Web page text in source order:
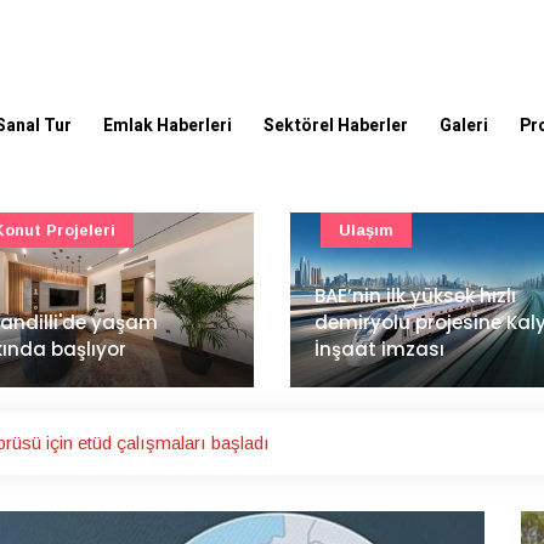
Tur Emlak Haberleri Sektörel Haberler Galeri
ilk yüksek hızlı
projesine Kalyon
imzası
Mimarlık ve mühendislik
projeleri e-PYS ile dijital
ortama taşınacak
Güncel
için etüd çalışmaları başladı